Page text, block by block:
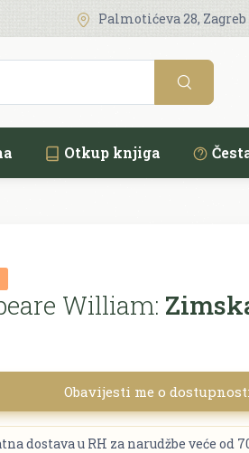
Palmotićeva 28, Zagreb
Otkup knjiga
William:
Obavijesti me o
dostava u RH za narudžbe veće od